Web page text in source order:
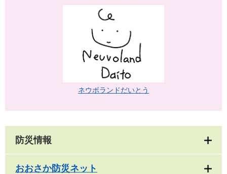
ネウボランドだいとう
防災情報
おおさか防災ネット